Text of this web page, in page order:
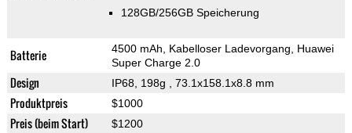
128GB/256GB Speicherung
Batterie
4500 mAh, Kabelloser Ladevorgang, Huawei
Super Charge 2.0
Design IP68, 198g , 73.1x158.1x8.8 mm
Produktpreis $1000
Preis (beim Start) $1200